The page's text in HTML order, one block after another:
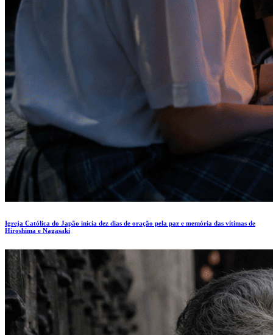
Igreja Católica do Japão inicia dez dias de oração pela paz e memória das vítimas de
Hiroshima e Nagasaki